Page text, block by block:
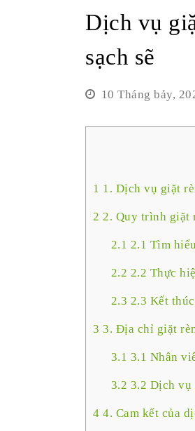
Dịch vụ
sạch sẽ
10 Tháng bảy,
1 1. Dịch vụ giặt
2 2. Quy trình giặt
2.1 2.1 Tìm
2.2 2.2 Thực
2.3 2.3 Kết
3 3. Địa chỉ giặt
3.1 3.1 Nhân
3.2 3.2 Dịch vụ
4 4. Cam kết của